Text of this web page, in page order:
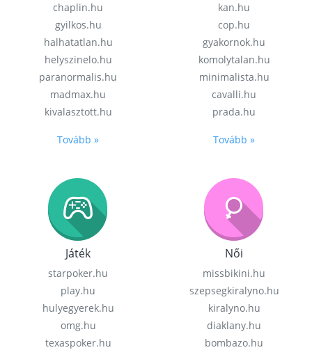
chaplin.hu
gyilkos.hu
halhatatlan.hu
helyszinelo.hu
paranormalis.hu
madmax.hu
kivalasztott.hu
Tovább »
kan.hu
cop.hu
gyakornok.hu
komolytalan.hu
minimalista.hu
cavalli.hu
prada.hu
Tovább »
Játék
starpoker.hu
play.hu
hulyegyerek.hu
omg.hu
texaspoker.hu
Női
missbikini.hu
szepsegkiralyno.hu
kiralyno.hu
diaklany.hu
bombazo.hu